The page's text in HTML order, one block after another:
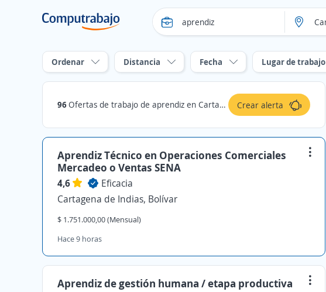
Ordenar Distancia Fecha Lugar de trabajo
96Ofertas de trabajo de aprendiz en Cartagena de Indias, Bolívar Crear alerta
Aprendiz Técnico en Operaciones Comerciales
Mercadeo o Ventas SENA
4,6
Eficacia
Cartagena de Indias, Bolívar
$ 1.751.000,00 (Mensual)
Hace 9 horas
Aprendiz de gestión humana / etapa productiva